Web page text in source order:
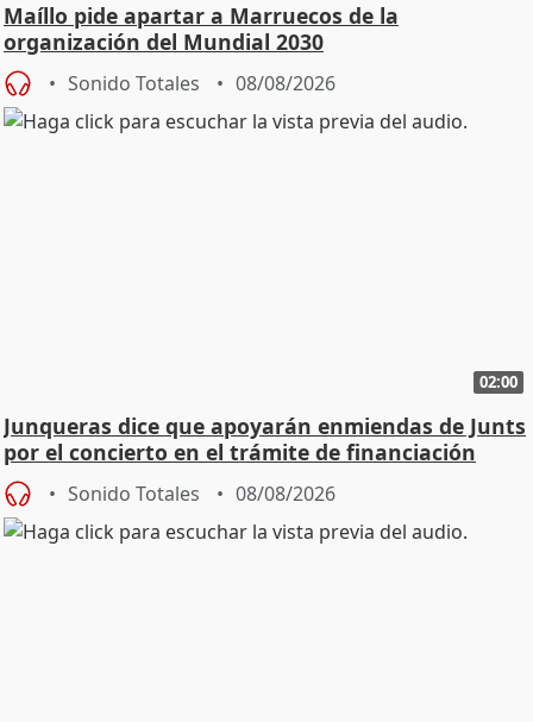
Maíllo pide apartar a Marruecos de la
organización del Mundial 2030
Sonido Totales 08/08/2026
02:00
Junqueras dice que apoyarán enmiendas de Junts
por el concierto en el trámite de financiación
Sonido Totales 08/08/2026